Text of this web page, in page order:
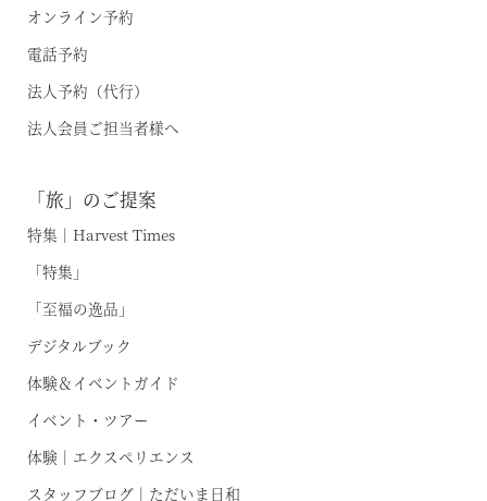
総合サイトに戻る
オンライン予約
電話予約
法人予約（代行）
法人会員ご担当者様へ
「旅」のご提案
特集｜Harvest Times
「特集」
「至福の逸品」
デジタルブック
体験＆イベントガイド
イベント・ツアー
体験｜エクスペリエンス
スタッフブログ｜ただいま日和